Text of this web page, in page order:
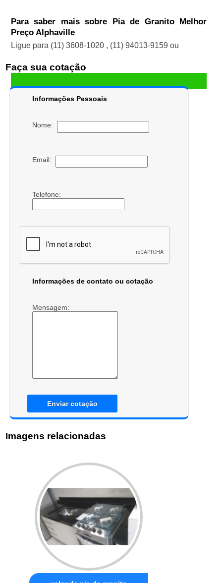
Para saber mais sobre Pia de Granito Melhor
Preço Alphaville
Ligue para (11) 3608-1020 , (11) 94013-9159 ou
Faça sua cotação
Informações Pessoais
Nome:
Email:
Telefone:
Informações de contato ou cotação
Mensagem:
Enviar cotação
Imagens relacionadas